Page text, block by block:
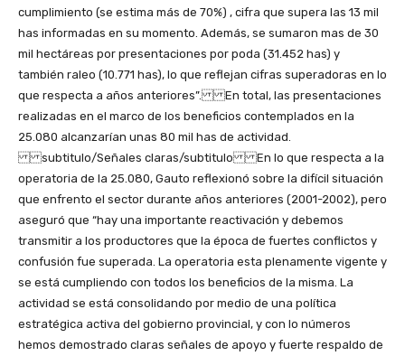
cumplimiento (se estima más de 70%) , cifra que supera las 13 mil
has informadas en su momento. Además, se sumaron mas de 30
mil hectáreas por presentaciones por poda (31.452 has) y
también raleo (10.771 has), lo que reflejan cifras superadoras en lo
que respecta a años anteriores”. En total, las presentaciones
realizadas en el marco de los beneficios contemplados en la
25.080 alcanzarían unas 80 mil has de actividad.
subtitulo/Señales claras/subtitulo En lo que respecta a la
operatoria de la 25.080, Gauto reflexionó sobre la difícil situación
que enfrento el sector durante años anteriores (2001-2002), pero
aseguró que “hay una importante reactivación y debemos
transmitir a los productores que la época de fuertes conflictos y
confusión fue superada. La operatoria esta plenamente vigente y
se está cumpliendo con todos los beneficios de la misma. La
actividad se está consolidando por medio de una política
estratégica activa del gobierno provincial, y con lo números
hemos demostrado claras señales de apoyo y fuerte respaldo de